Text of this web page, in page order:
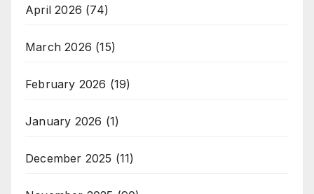
April 2026 (74)
March 2026 (15)
February 2026 (19)
January 2026 (1)
December 2025 (11)